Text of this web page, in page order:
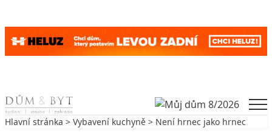
Skip to content
Hlavní stránka > Vybavení kuchyně > Není hrnec jako hrnec